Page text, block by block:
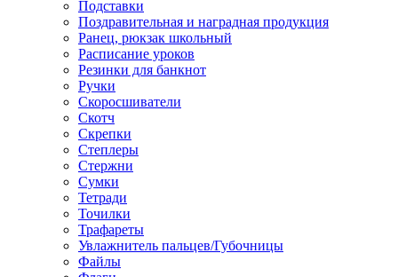
Подставки
Поздравительная и наградная продукция
Ранец, рюкзак школьный
Расписание уроков
Резинки для банкнот
Ручки
Скоросшиватели
Скотч
Скрепки
Степлеры
Стержни
Сумки
Тетради
Точилки
Трафареты
Увлажнитель пальцев/Губочницы
Файлы